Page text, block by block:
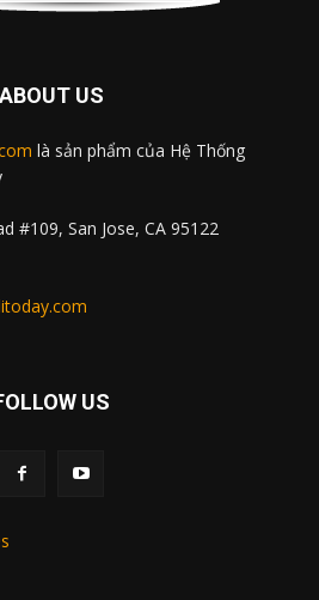
ABOUT US
là sản phẩm của Hệ Thống
#109, San Jose, CA 95122
US